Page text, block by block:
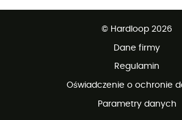
© Hardloop 2026
Dane firmy
Regulamin
Oświadczenie o ochronie
Parametry danych